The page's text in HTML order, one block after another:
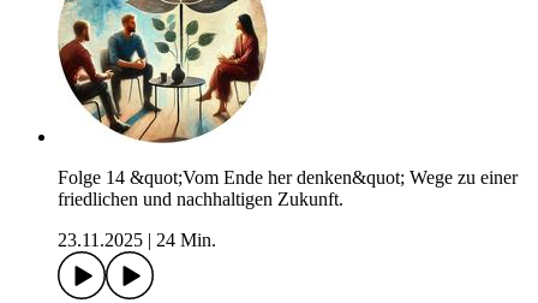
Folge 14 &quot;Vom Ende her denken&quot; Wege zu einer
friedlichen und nachhaltigen Zukunft.
23.11.2025
24 Min.